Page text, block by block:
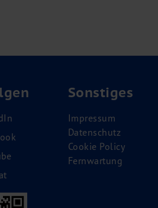
Sonstiges
Impressum
Datenschutz
Cookie Policy
Fernwartung